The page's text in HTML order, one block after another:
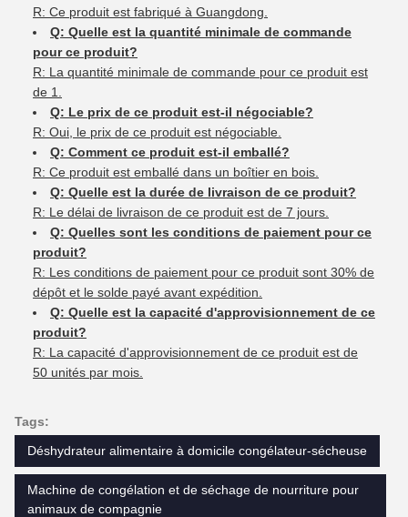
R: Ce produit est fabriqué à Guangdong.
Q: Quelle est la quantité minimale de commande
pour ce produit?
R: La quantité minimale de commande pour ce produit est
de 1.
Q: Le prix de ce produit est-il négociable?
R: Oui, le prix de ce produit est négociable.
Q: Comment ce produit est-il emballé?
R: Ce produit est emballé dans un boîtier en bois.
Q: Quelle est la durée de livraison de ce produit?
R: Le délai de livraison de ce produit est de 7 jours.
Q: Quelles sont les conditions de paiement pour ce
produit?
R: Les conditions de paiement pour ce produit sont 30% de
dépôt et le solde payé avant expédition.
Q: Quelle est la capacité d'approvisionnement de ce
produit?
R: La capacité d'approvisionnement de ce produit est de
50 unités par mois.
Tags:
Déshydrateur alimentaire à domicile congélateur-sécheuse
Machine de congélation et de séchage de nourriture pour
animaux de compagnie